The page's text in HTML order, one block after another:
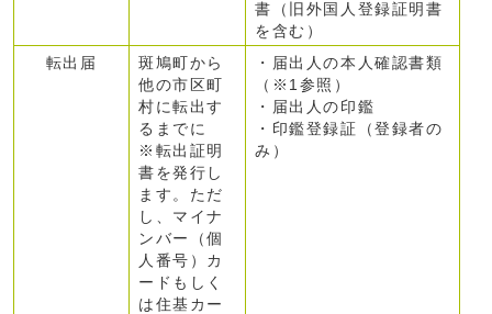
書（旧外国人登録証明書
を含む）
転出届
斑鳩町から
他の市区町
村に転出す
るまでに
※転出証明
書を発行し
ます。ただ
し、マイナ
ンバー（個
人番号）カ
ードもしく
は住基カー
・届出人の本人確認書類
（※1参照）
・届出人の印鑑
・印鑑登録証（登録者の
み）